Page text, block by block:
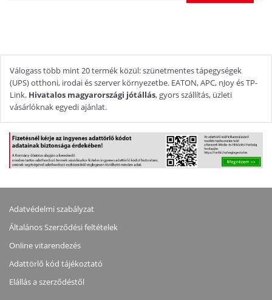
Válogass több mint 20 termék közül: szünetmentes tápegységek
(UPS) otthoni, irodai és szerver környezetbe. EATON, APC, nJoy és TP-
Link. Hivatalos magyarországi jótállás, gyors szállítás, üzleti
vásárlóknak egyedi ajánlat.
Adatvédelmi szabályzat
Általános Szerződési feltételek
Online vitarendezés
Adattörlő kód tájékoztató
Elállás a szerződéstől